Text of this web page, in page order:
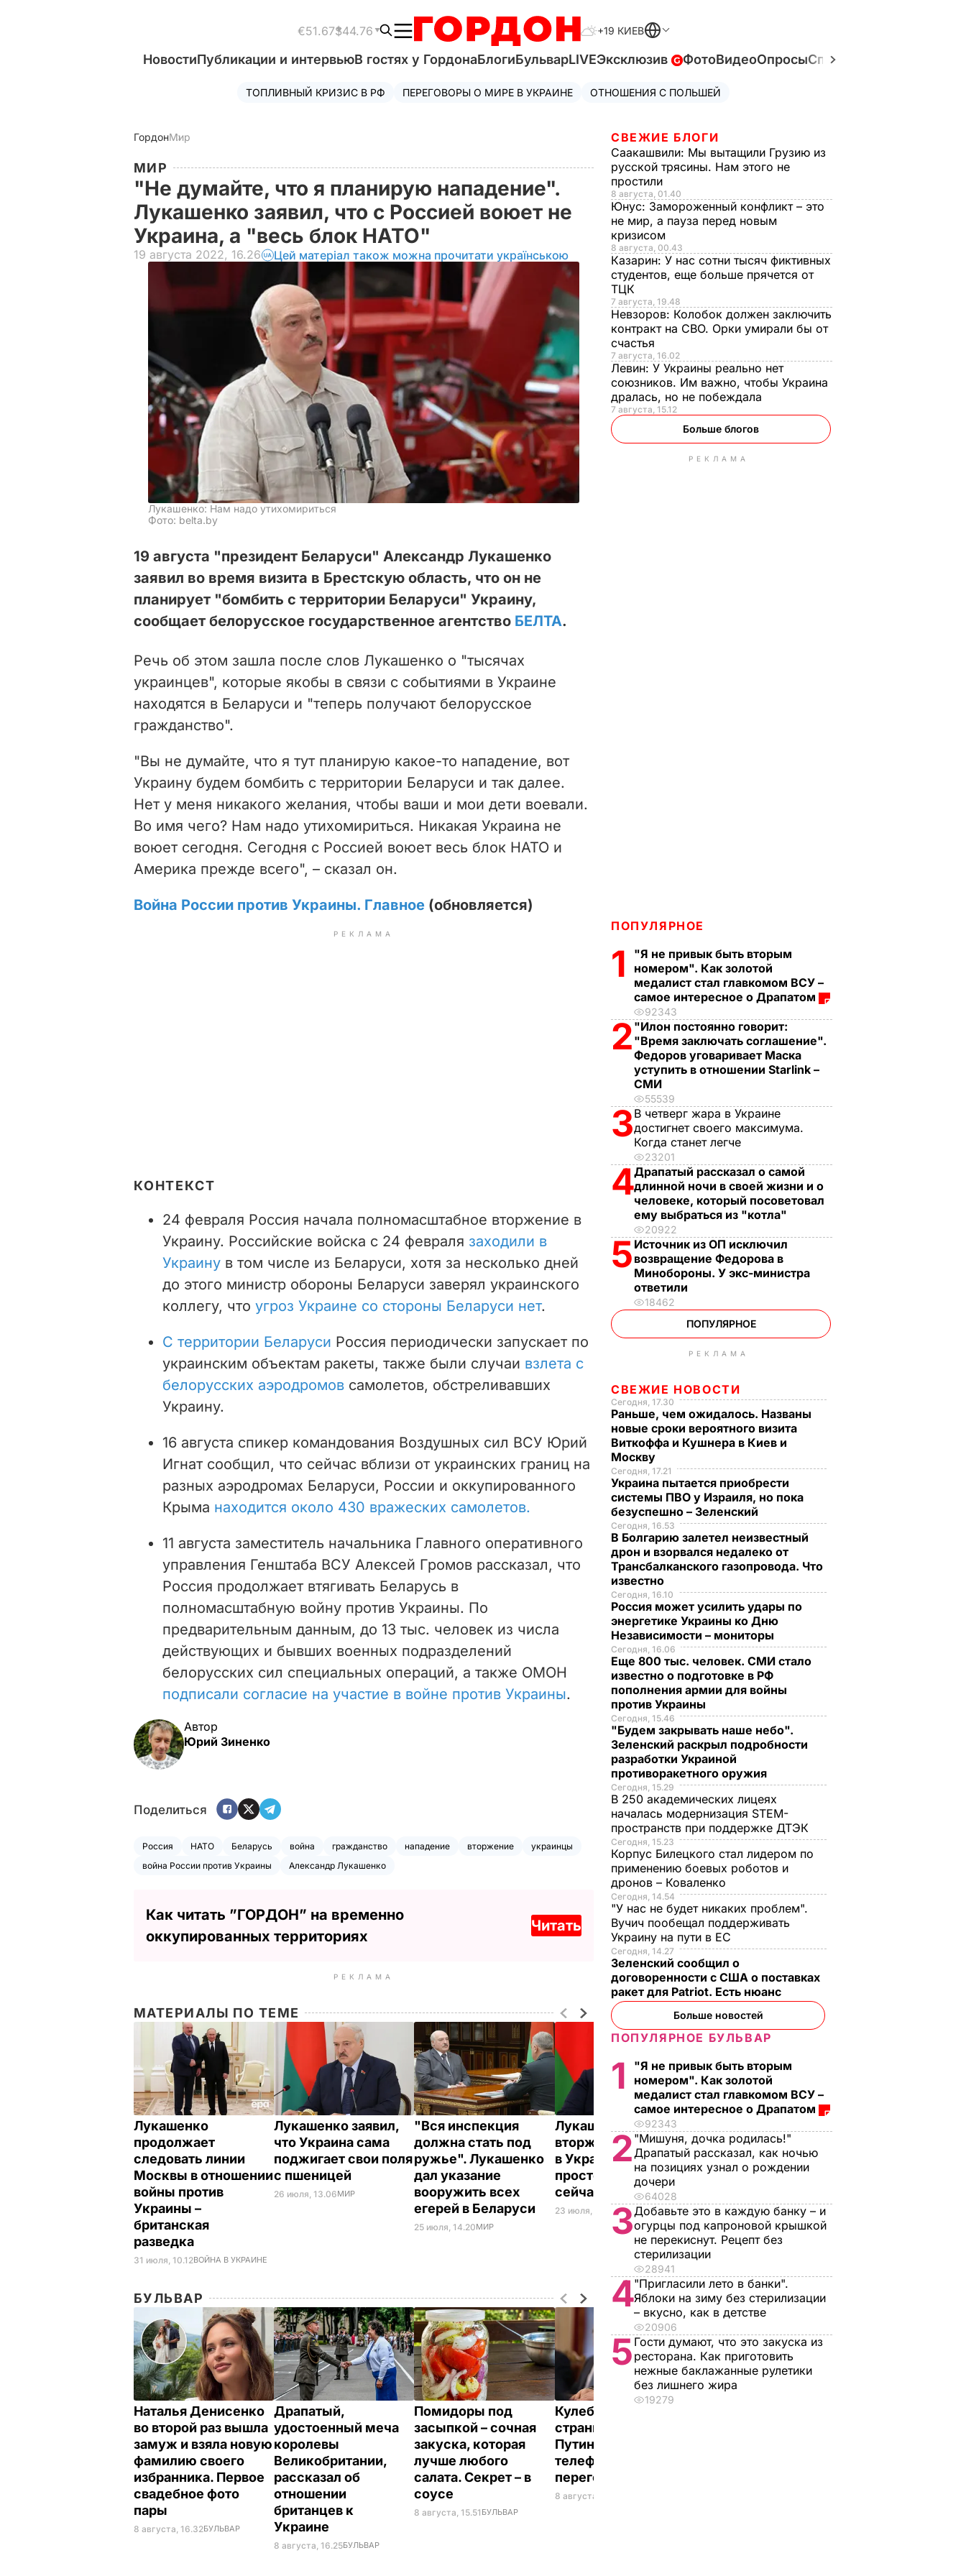
€51.67$44.76 +19 КИЕВ
НовостиПубликации и интервьюВ гостях у ГордонаБлогиБульварLIVEЭксклюзив ФотоВидеоОпросыСпецпроекты
ТОПЛИВНЫЙ КРИЗИС В РФ ПЕРЕГОВОРЫ О МИРЕ В УКРАИНЕ ОТНОШЕНИЯ С ПОЛЬШЕЙ
ГордонМир
МИР
"Не думайте, что я планирую нападение".
Лукашенко заявил, что с Россией воюет не
Украина, а "весь блок НАТО"
19 августа 2022, 16.26 Цей матеріал також можна прочитати українською
Лукашенко: Нам надо утихомириться
Фото: belta.by
19 августа "президент Беларуси" Александр Лукашенко
заявил во время визита в Брестскую область, что он не
планирует "бомбить с территории Беларуси" Украину,
сообщает белорусское государственное агентство БЕЛТА.
Речь об этом зашла после слов Лукашенко о "тысячах
украинцев", которые якобы в связи с событиями в Украине
находятся в Беларуси и "теперь получают белорусское
гражданство".
"Вы не думайте, что я тут планирую какое-то нападение, вот
Украину будем бомбить с территории Беларуси и так далее.
Нет у меня никакого желания, чтобы ваши и мои дети воевали.
Во имя чего? Нам надо утихомириться. Никакая Украина не
воюет сегодня. Сегодня с Россией воюет весь блок НАТО и
Америка прежде всего", – сказал он.
Война России против Украины. Главное (обновляется)
РЕКЛАМА
КОНТЕКСТ
24 февраля Россия начала полномасштабное вторжение в
Украину. Российские войска с 24 февраля заходили в
Украину в том числе из Беларуси, хотя за несколько дней
до этого министр обороны Беларуси заверял украинского
коллегу, что угроз Украине со стороны Беларуси нет.
С территории Беларуси Россия периодически запускает по
украинским объектам ракеты, также были случаи взлета с
белорусских аэродромов самолетов, обстреливавших
Украину.
16 августа спикер командования Воздушных сил ВСУ Юрий
Игнат сообщил, что сейчас вблизи от украинских границ на
разных аэродромах Беларуси, России и оккупированного
Крыма находится около 430 вражеских самолетов.
11 августа заместитель начальника Главного оперативного
управления Генштаба ВСУ Алексей Громов рассказал, что
Россия продолжает втягивать Беларусь в
полномасштабную войну против Украины. По
предварительным данным, до 13 тыс. человек из числа
действующих и бывших военных подразделений
белорусских сил специальных операций, а также ОМОН
подписали согласие на участие в войне против Украины.
Автор
Юрий Зиненко
Поделиться
Россия НАТО Беларусь война гражданство нападение вторжение
украинцы
война России против Украины
Александр Лукашенко
Как читать ”ГОРДОН” на временно
оккупированных территориях
Читать
РЕКЛАМА
МАТЕРИАЛЫ ПО ТЕМЕ
Лукашенко
продолжает
следовать линии
Москвы в отношении
войны против
Украины –
британская
разведка
31 июля, 10.12ВОЙНА В УКРАИНЕ
Лукашенко заявил,
что Украина сама
поджигает свои поля
с пшеницей
26 июля, 13.06МИР
"Вся инспекция
должна стать под
ружье". Лукашенко
дал указание
вооружить всех
егерей в Беларуси
25 июля, 14.20МИР
Лукашенко о
вторжении Беларуси
в Украину: Мы там
просто не нужны
сейчас
23 июля, 00.29ВОЙНА В УКРАИНЕ
БУЛЬВАР
Наталья Денисенко
во второй раз вышла
замуж и взяла новую
фамилию своего
избранника. Первое
свадебное фото
пары
8 августа, 16.32БУЛЬВАР
Драпатый,
удостоенный меча
королевы
Великобритании,
рассказал об
отношении
британцев к
Украине
8 августа, 16.25БУЛЬВАР
Помидоры под
засыпкой – сочная
закуска, которая
лучше любого
салата. Секрет – в
соусе
8 августа, 15.51 БУЛЬВАР
Кулеба рассказал о
странной манере
Путина вести
телефонные
переговоры
8 августа, 10.25
СВЕЖИЕ БЛОГИ
Саакашвили: Мы вытащили Грузию из
русской трясины. Нам этого не
простили
8 августа, 01.40
Юнус: Замороженный конфликт – это
не мир, а пауза перед новым
кризисом
8 августа, 00.43
Казарин: У нас сотни тысяч фиктивных
студентов, еще больше прячется от
ТЦК
7 августа, 19.48
Невзоров: Колобок должен заключить
контракт на СВО. Орки умирали бы от
счастья
7 августа, 16.02
Левин: У Украины реально нет
союзников. Им важно, чтобы Украина
дралась, но не побеждала
7 августа, 15.12
Больше блогов
РЕКЛАМА
ПОПУЛЯРНОЕ
1
"Я не привык быть вторым
номером". Как золотой
медалист стал главкомом ВСУ –
самое интересное о Драпатом
92343
2 "Илон постоянно говорит:
"Время заключать соглашение".
Федоров уговаривает Маска
уступить в отношении Starlink –
СМИ
55539
3В четверг жара в Украине
достигнет своего максимума.
Когда станет легче
23201
4Драпатый рассказал о самой
длинной ночи в своей жизни и о
человеке, который посоветовал
ему выбраться из "котла"
20922
5 Источник из ОП исключил
возвращение Федорова в
Минобороны. У экс-министра
ответили
18462
ПОПУЛЯРНОЕ
РЕКЛАМА
СВЕЖИЕ НОВОСТИ
Сегодня, 17.30
Раньше, чем ожидалось. Названы
новые сроки вероятного визита
Виткоффа и Кушнера в Киев и
Москву
Сегодня, 17.21
Украина пытается приобрести
системы ПВО у Израиля, но пока
безуспешно – Зеленский
Сегодня, 16.53
В Болгарию залетел неизвестный
дрон и взорвался недалеко от
Трансбалканского газопровода. Что
известно
Сегодня, 16.10
Россия может усилить удары по
энергетике Украины ко Дню
Независимости – мониторы
Сегодня, 16.06
Еще 800 тыс. человек. СМИ стало
известно о подготовке в РФ
пополнения армии для войны
против Украины
Сегодня, 15.46
"Будем закрывать наше небо".
Зеленский раскрыл подробности
разработки Украиной
противоракетного оружия
Сегодня, 15.29
В 250 академических лицеях
началась модернизация STEM-
пространств при поддержке ДТЭК​
Сегодня, 15.23
Корпус Билецкого стал лидером по
применению боевых роботов и
дронов – Коваленко
Сегодня, 14.54
"У нас не будет никаких проблем".
Вучич пообещал поддерживать
Украину на пути в ЕС
Сегодня, 14.27
Зеленский сообщил о
договоренности с США о поставках
ракет для Patriot. Есть нюанс
Больше новостей
ПОПУЛЯРНОЕ БУЛЬВАР
1
"Я не привык быть вторым
номером". Как золотой
медалист стал главкомом ВСУ –
самое интересное о Драпатом
92343
2 "Мишуня, дочка родилась!"
Драпатый рассказал, как ночью
на позициях узнал о рождении
дочери
64028
3Добавьте это в каждую банку – и
огурцы под капроновой крышкой
не перекиснут. Рецепт без
стерилизации
28941
4"Пригласили лето в банки".
Яблоки на зиму без стерилизации
– вкусно, как в детстве
20906
5 Гости думают, что это закуска из
ресторана. Как приготовить
нежные баклажанные рулетики
без лишнего жира
19279